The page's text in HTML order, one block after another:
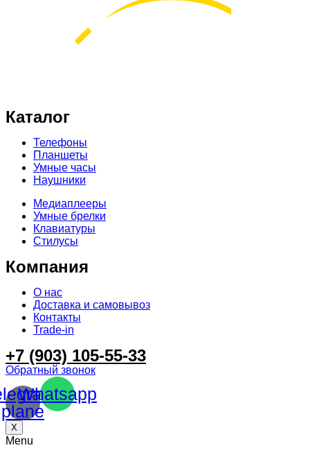
Каталог
Телефоны
Планшеты
Умные часы
Наушники
Медиаплееры
Умные брелки
Клавиатуры
Стилусы
Компания
О нас
Доставка и самовывоз
Контакты
Trade-in
+7 (903) 105-55-33
Обратный звонок
plane
Whatsapp
X
Menu